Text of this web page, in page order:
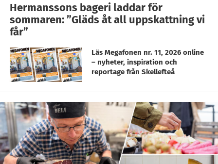
Hermanssons bageri laddar för
sommaren: ”Gläds åt all uppskattning vi
får”
Läs Megafonen nr. 11, 2026 online
– nyheter, inspiration och
reportage från Skellefteå